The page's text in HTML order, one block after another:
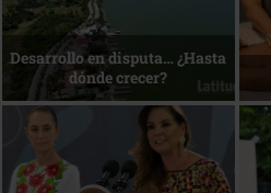
Bottega, un viaje servido a la
mesa